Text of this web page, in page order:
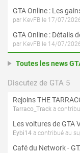
par KevFB le 17/07/
par KevFB le 14/07/
Toutes les news
Discutez de GTA 5
Rejoins THE
Tarraco_Track a
Les voitures de GTA
Eybi14 a contribué au
Café du Network -